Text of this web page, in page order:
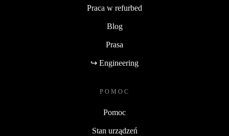
Praca w refurbed
Blog
Prasa
↪ Engineering
POMOC
Pomoc
Stan urządzeń